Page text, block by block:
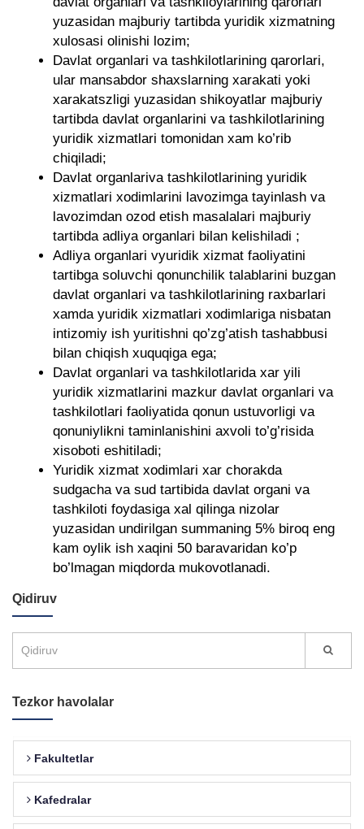
yuzasidan majburiy tartibda yuridik xizmatning
xulosasi olinishi lozim;
Davlat organlari va tashkilotlarining qarorlari,
ular mansabdor shaxslarning xarakati yoki
xarakatszligi yuzasidan shikoyatlar majburiy
tartibda davlat organlarini va tashkilotlarining
yuridik xizmatlari tomonidan xam ko’rib
chiqiladi;
Davlat organlariva tashkilotlarining yuridik
xizmatlari xodimlarini lavozimga tayinlash va
lavozimdan ozod etish masalalari majburiy
tartibda adliya organlari bilan kelishiladi ;
Adliya organlari vyuridik xizmat faoliyatini
tartibga soluvchi qonunchilik talablarini buzgan
davlat organlari va tashkilotlarining raxbarlari
xamda yuridik xizmatlari xodimlariga nisbatan
intizomiy ish yuritishni qo’zg’atish tashabbusi
bilan chiqish xuquqiga ega;
Davlat organlari va tashkilotlarida xar yili
yuridik xizmatlarini mazkur davlat organlari va
tashkilotlari faoliyatida qonun ustuvorligi va
qonuniylikni taminlanishini axvoli to’g’risida
xisoboti eshitiladi;
Yuridik xizmat xodimlari xar chorakda
sudgacha va sud tartibida davlat organi va
tashkiloti foydasiga xal qilinga nizolar
yuzasidan undirilgan summaning 5% biroq eng
kam oylik ish xaqini 50 baravaridan ko’p
bo’lmagan miqdorda mukovotlanadi.
Qidiruv
Tezkor havolalar
Fakultetlar
Kafedralar